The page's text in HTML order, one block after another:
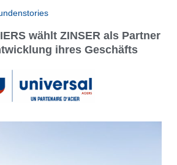
wählt ZINSER als Partner
ihres Geschäfts